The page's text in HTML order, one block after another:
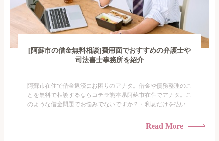
[阿蘇市の借金無料相談]費用面でおすすめの弁護士や
司法書士事務所を紹介
阿蘇市在住で借金返済にお困りのアナタ。借金や債務整理のこ
とを無料で相談するならコチラ熊本県阿蘇市在住でアナタ。こ
のような借金問題でお悩みでないですか？・利息だけを払い続
られたくない・借金の催促、取り立てで憂鬱になる。・闇金に
Read More